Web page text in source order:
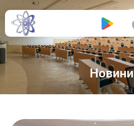
Новини